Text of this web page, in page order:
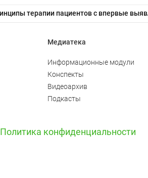
Медиатека
Информационные модули
Конспекты
Видеоархив
Подкасты
Политика конфиденциальности